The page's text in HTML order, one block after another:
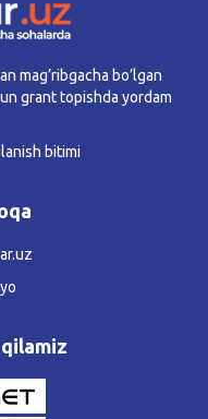
mag’ribgacha bo’lgan
grant topishda yordam
bitimi